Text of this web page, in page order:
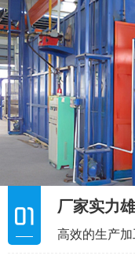
厂家实力
高效的生产
·专业设计、制造、销售
支技术力量强的科技研发
多年。
·专业研发生产团队，不
出新，保证您的品质跟交